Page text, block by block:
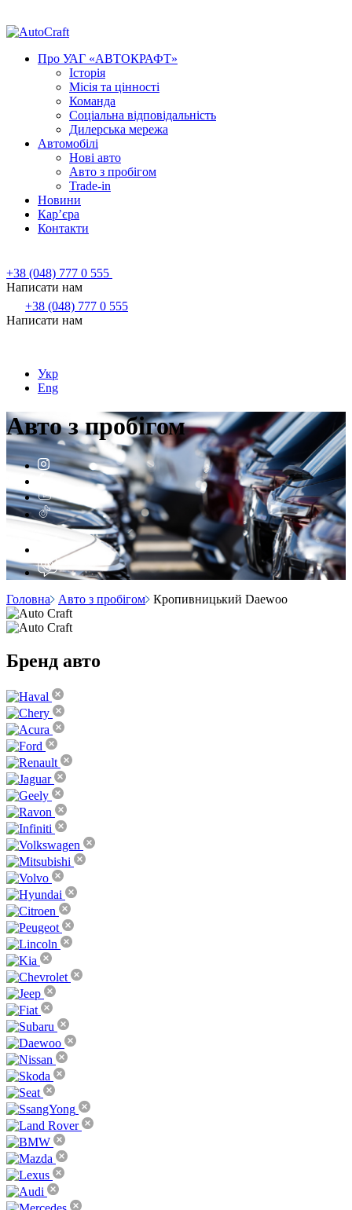
Про УАГ «АВТОКРАФТ»
Історія
Місія та цінності
Команда
Соціальна відповідальність
Дилерська мережа
Автомобілі
Нові авто
Авто з пробігом
Trade-in
Новини
Кар’єра
Контакти
+38 (048) 777 0 555
Написати нам
+38 (048) 777 0 555
Написати нам
Укр
Eng
Авто з пробігом
Головна Авто з пробігом Кропивницький Daewoo
Бренд авто